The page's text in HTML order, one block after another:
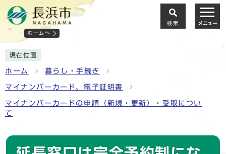
ホームへ
検索 メニュー
現在位置
ホーム 暮らし・手続き
マイナンバーカード、電子証明書
マイナンバーカードの申請（新規・更新）・受取につい
て